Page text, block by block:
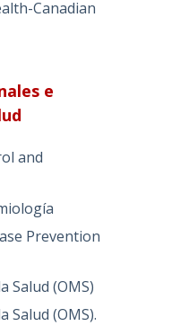
Canadian
e
and
Prevention
Salud (OMS)
Salud (OMS).